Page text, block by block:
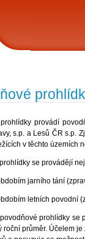
provádí
s.p. a Lesů ČR s.p.
v těchto územích
se provádějí
jarního tání
letních povodní
prohlídky se
roční průměr. Účelem